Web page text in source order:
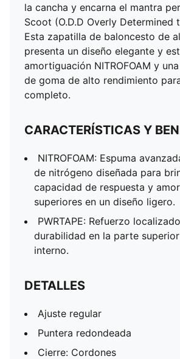
la cancha y encarna el mantra
Scoot (O.D.D Overly Determined
Esta zapatilla de baloncesto de
presenta un diseño elegante y
amortiguación NITROFOAM y
de goma de alto rendimiento
completo.
CARACTERÍSTICAS Y
NITROFOAM: Espuma
de nitrógeno diseñada para
capacidad de respuesta y
superiores en un diseño ligero.
PWRTAPE: Refuerzo
durabilidad en la parte
interno.
DETALLES
Ajuste regular
Puntera redondeada
Cierre: Cordones